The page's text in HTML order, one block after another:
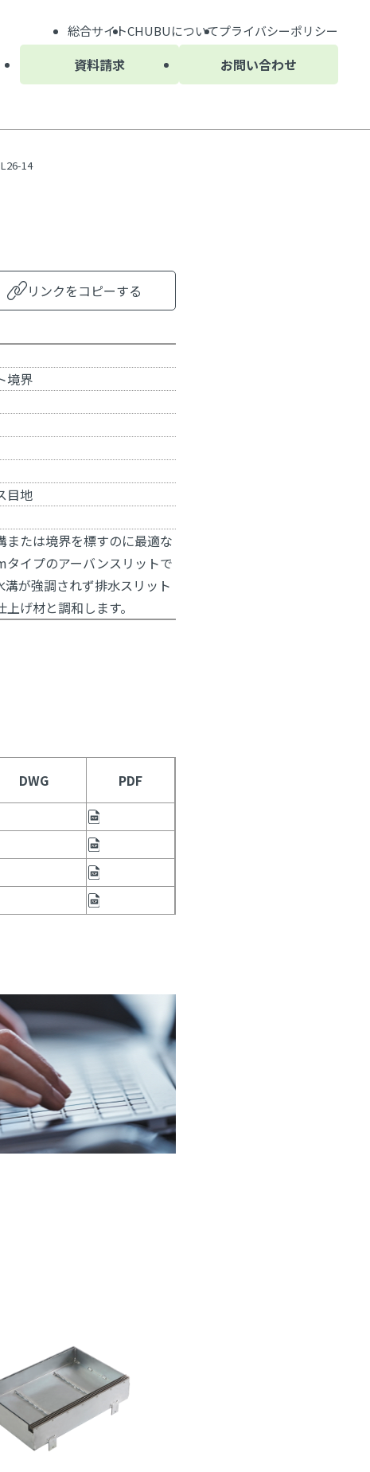
資料請求 お問い合わせ
総合サイトCHUBUについてプライバシーポリシー
14
リンクをコピーする
境界
目地
または境界を標すのに最適な
タイプのアーバンスリットで
溝が強調されず排水スリット
げ材と調和します。
DWG
PDF